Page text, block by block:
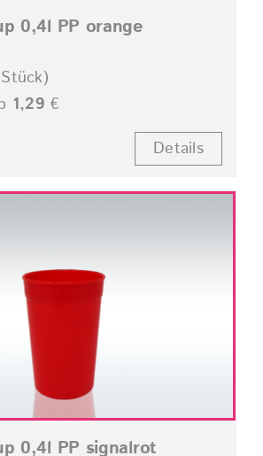
0,4l PP orange
1,29 €
Details
0,4l PP signalrot